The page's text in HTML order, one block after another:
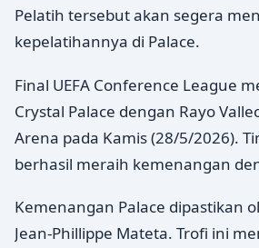
Pelatih tersebut akan segera
kepelatihannya di Palace.
Final UEFA Conference League
Crystal Palace dengan Rayo
Arena pada Kamis (28/5/2026).
berhasil meraih kemenangan
Kemenangan Palace dipastikan
Jean-Phillippe Mateta. Trofi ini